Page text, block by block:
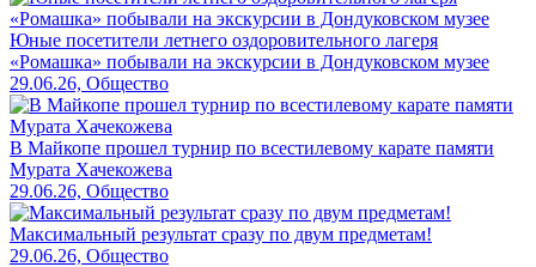
Юные посетители летнего оздоровительного лагеря
«Ромашка» побывали на экскурсии в Дондуковском музее
29.06.26, Общество
В Майкопе прошел турнир по всестилевому карате памяти
Мурата Хачекожева
29.06.26, Общество
Максимальный результат сразу по двум предметам!
29.06.26, Общество